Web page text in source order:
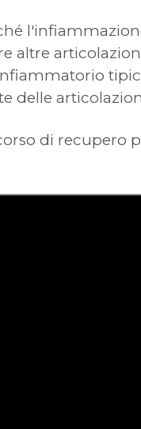
altre
delle
di recupero